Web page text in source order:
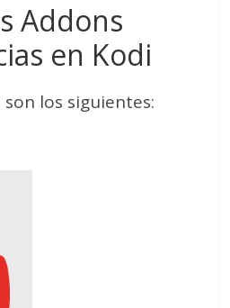
Addons
en Kodi
los siguientes: